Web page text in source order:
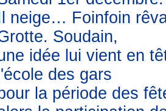
neige… Foinfoin
Soudain,
idée lui vient en
l'école des gars
la période des